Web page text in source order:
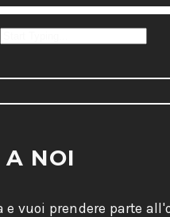
A NOI
e vuoi prendere parte